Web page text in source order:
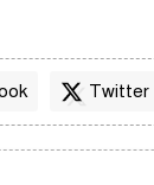
Twitter